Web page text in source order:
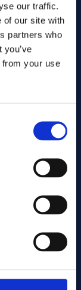
our traffic.
of our site with
partners who
from your use